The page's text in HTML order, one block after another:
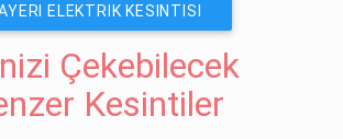
ELEKTRIK KESINTISI
Çekebilecek
Kesintiler